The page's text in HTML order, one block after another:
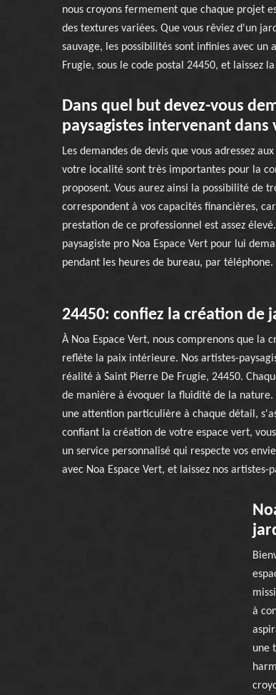
nous croyons fermement que chaque projet
des textures variées. Que vous rêviez d'un
sauvage, les possibilités sont infinies avec un
Frugie, sous le code postal 24450, et laissez
Dans quel but devez-vous
paysagistes intervenant dans
Les demandes de devis que vous adressez
votre localité sont très importantes pour la
proposent. Vous aurez ainsi la possibilité de
correspondent à vos capacités financières,
prestation de ce professionnel est assez
paysagiste pro Noa Espace Vert pour lui
pendant les heures de bureau, par téléphone.
24450: confiez la création de
À Noa Espace Vert, nous comprenons que
reflète la paix intérieure. Nos artistes-
réalité à Saint Pierre De Frugie, 24450.
de manière à évoquer la fluidité de la nature.
une attention particulière à chaque détail,
confiant la création de votre espace vert,
un service personnalisé qui respecte vos
avec Noa Espace Vert, et laissez nos
à
une